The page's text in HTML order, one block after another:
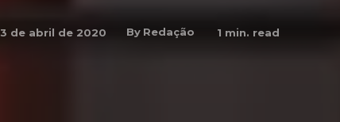
3 de abril de 2020 By Redação 1 min. read